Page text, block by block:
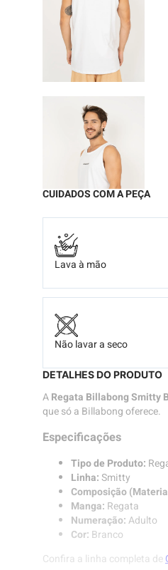
CUIDADOS COM A PEÇA
Lava à mão
Não lavar a seco
DETALHES DO PRODUTO
ARegata Billabong Smitty
que só a Billabong oferece.
Especificações
Tipo de Produto:
Linha:Smitty
Composição
Manga: Regata
Numeração:Adulto
Cor: Branco
Confira a linha completa de